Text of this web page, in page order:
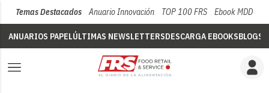
Temas Destacados Anuario Innovación TOP 100 FRS Ebook MDD
ANUARIOS PAPELÚLTIMAS NEWSLETTERSDESCARGA EBOOKSBLOGS